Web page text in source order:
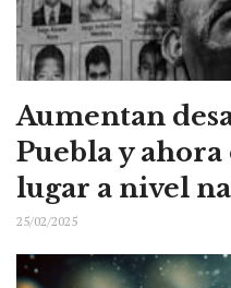
Aumentan
Puebla y
lugar a nivel
25/02/2025